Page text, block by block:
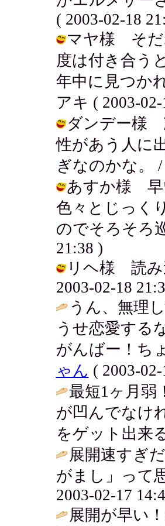
( 2003-02-18
マヤ様 そだ
度は付き合う
年中に見つか
アキ ( 2003-
ダンデー様
性があう人に
ぎなのかな。
あすか様 早
色々とじっく
のでそろそろ
21:38 )
リヘ様 読み
2003-02-18
うん、無理
うせ恋愛する
がんばー！ち
ゃん ( 2003-
最短1ヶ月弱
が凹んでなけ
をゲット出来
展開速すぎ
がまし」って
2003-02-17
展開が早い